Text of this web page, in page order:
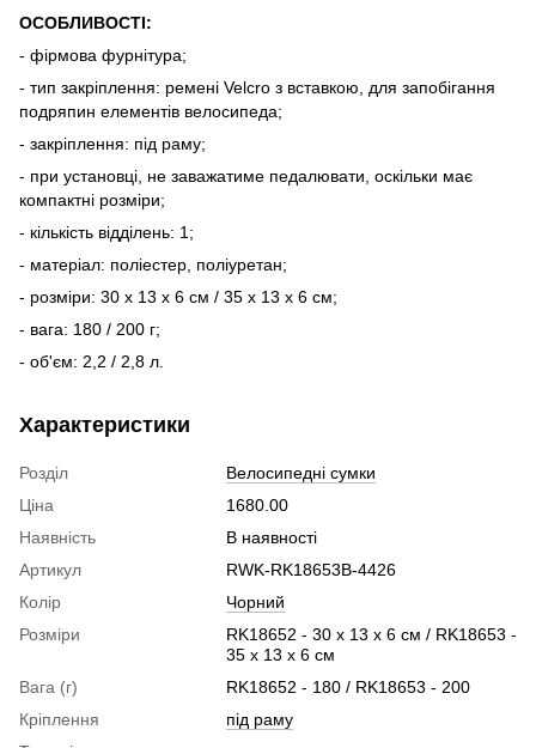
ОСОБЛИВОСТІ:
- фірмова фурнітура;
- тип закріплення: ремені Velcro з вставкою, для запобігання
подряпин елементів велосипеда;
- закріплення: під раму;
- при установці, не заважатиме педалювати, оскільки має
компактні розміри;
- кількість відділень: 1;
- матеріал: поліестер, поліуретан;
- розміри: 30 x 13 x 6 см / 35 x 13 x 6 см;
- вага: 180 / 200 г;
- об'єм: 2,2 / 2,8 л.
Характеристики
Розділ
Велосипедні сумки
Ціна
1680.00
Наявність
В наявності
Артикул
RWK-RK18653B-4426
Колір
Чорний
Розміри
RK18652 - 30 x 13 x 6 см / RK18653 -
35 x 13 x 6 см
Вага (г)
RK18652 - 180 / RK18653 - 200
Кріплення
під раму